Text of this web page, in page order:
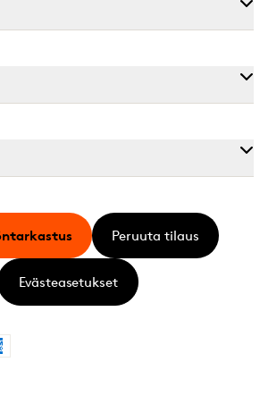
Express
Peruuta tilaus
Evästeasetukset